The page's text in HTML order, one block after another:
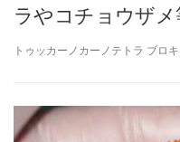
ラやコチョウザ
トゥッカーノカーノテトラ ブ